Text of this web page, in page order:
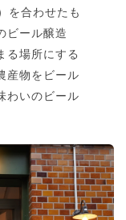
を合わせたも
ビール醸造
る場所にする
産物をビール
わいのビール